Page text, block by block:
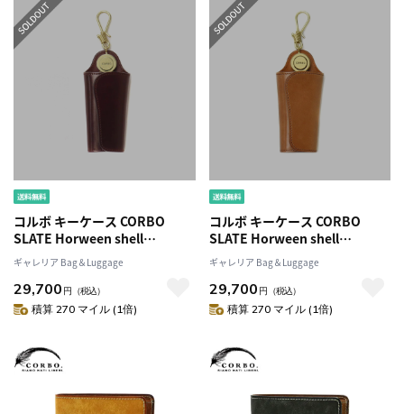
コルボ キーケース CORBO
SLATE Horween shell
cordovan 鍵入れ 鍵 レザー 本
革 馬革 日本製 ブランド メンズ
レディース 1LL-1502
ギャレリア Bag＆Luggage
29,700 円 （税込）
積算 270 マイル (1倍)
コルボ キーケース CORBO
SLATE Horween shell
cordovan 鍵入れ 鍵 レザー 本
革 馬革 日本製 ブランド メンズ
レディース 1LL-1502
ギャレリア Bag＆Luggage
29,700 円 （税込）
積算 270 マイル (1倍)